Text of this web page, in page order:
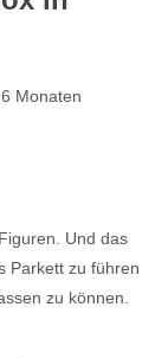
Monaten
Und das
Parkett zu führen
zu können.